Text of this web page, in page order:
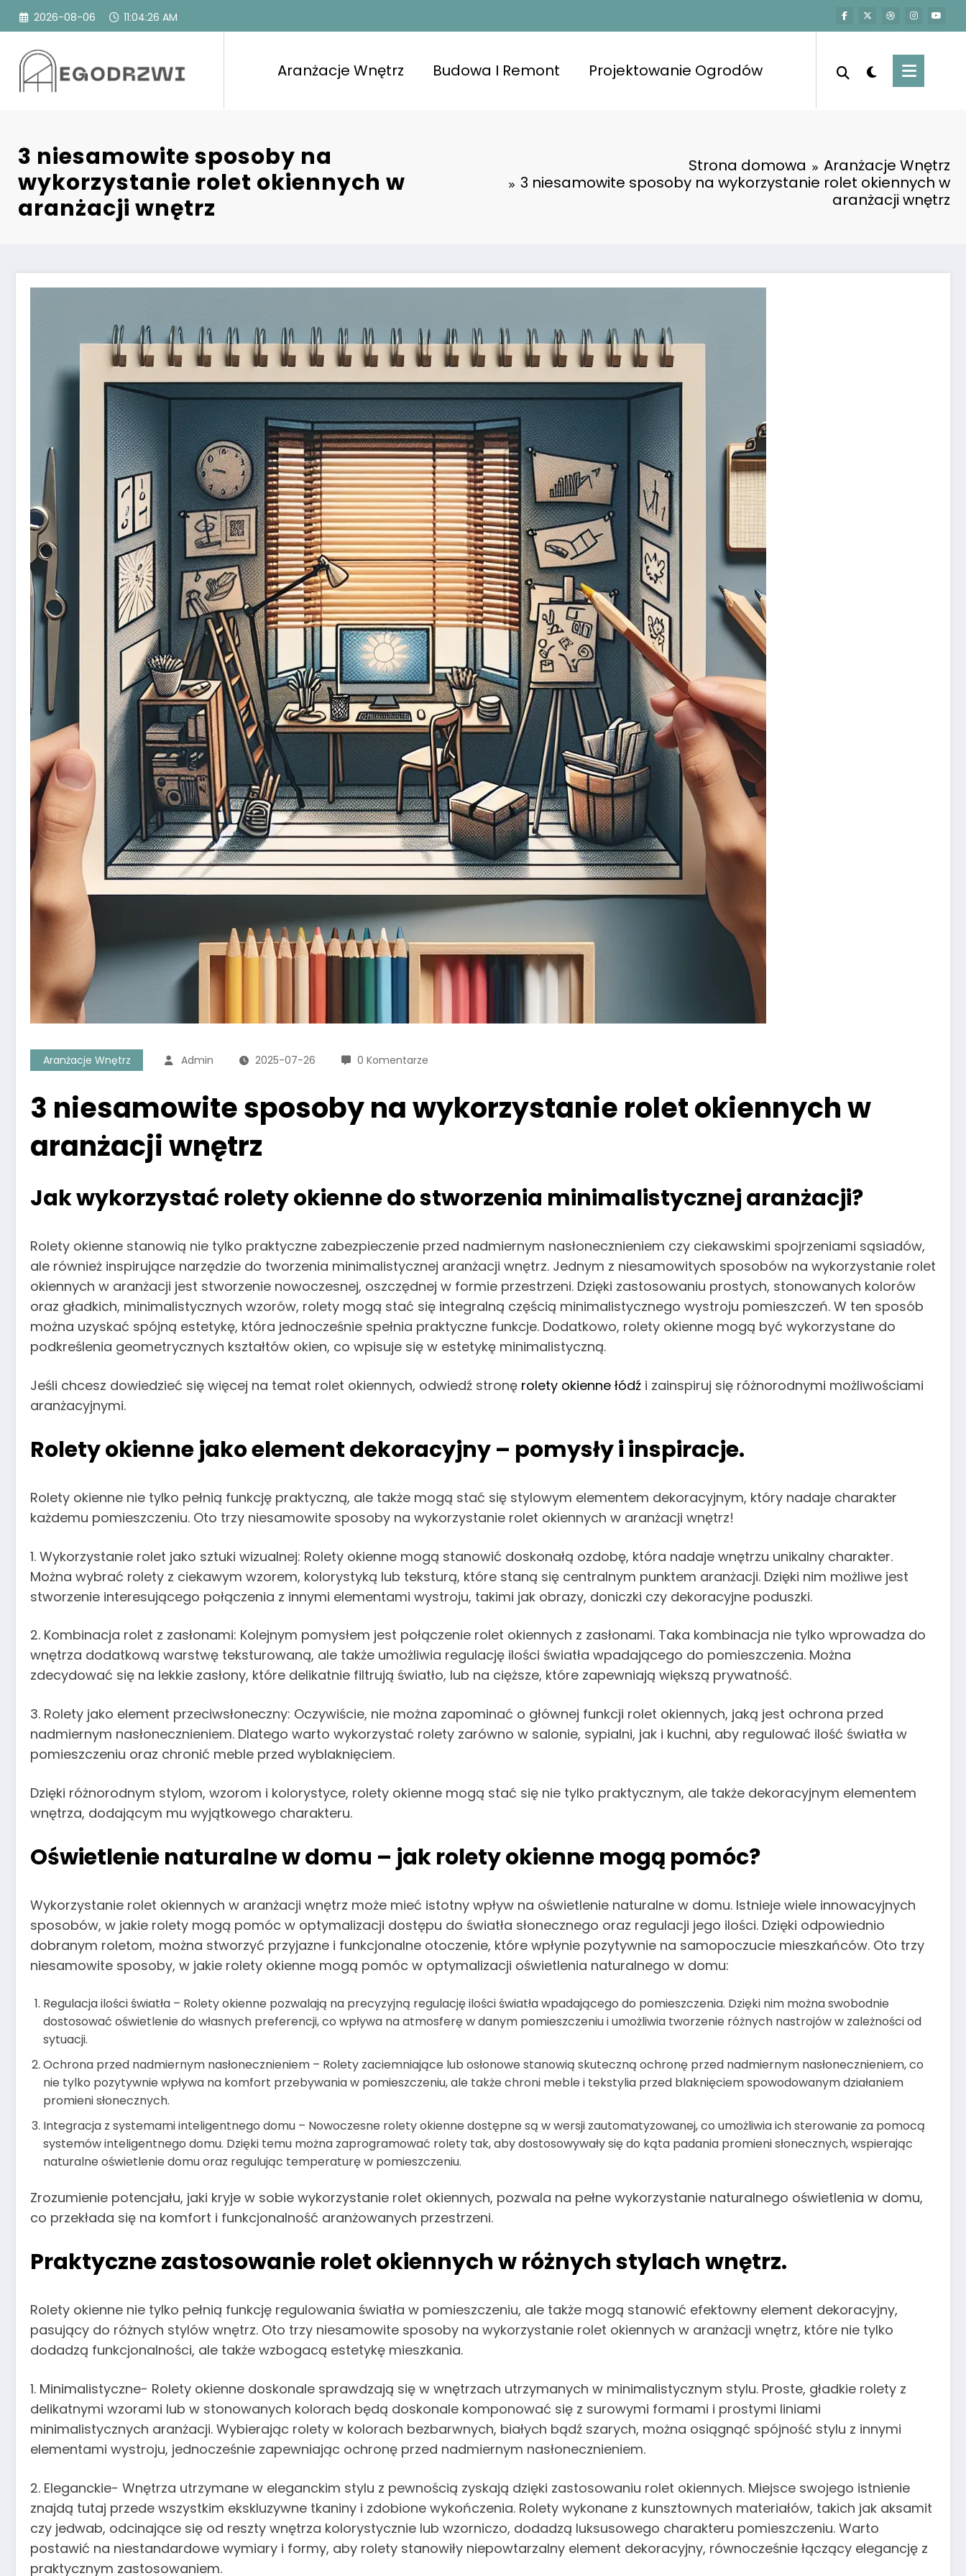
Przejdź
2026-08-06 11:04:27 AM
Aranżacje Wnętrz Budowa I Remont Projektowanie Ogrodów
3 niesamowite sposoby na
wykorzystanie rolet okiennych w
aranżacji wnętrz
Strona domowa
Aranżacje Wnętrz
3 niesamowite sposoby na wykorzystanie rolet okiennych w
aranżacji wnętrz
Aranżacje Wnętrz Admin 2025-07-26 0 Komentarze
3 niesamowite sposoby na wykorzystanie rolet okiennych w
aranżacji wnętrz
Jak wykorzystać rolety okienne do stworzenia minimalistycznej aranżacji?
Rolety okienne stanowią nie tylko praktyczne zabezpieczenie przed nadmiernym nasłonecznieniem czy ciekawskimi spojrzeniami sąsiadów,
ale również inspirujące narzędzie do tworzenia minimalistycznej aranżacji wnętrz. Jednym z niesamowitych sposobów na wykorzystanie rolet
okiennych w aranżacji jest stworzenie nowoczesnej, oszczędnej w formie przestrzeni. Dzięki zastosowaniu prostych, stonowanych kolorów
oraz gładkich, minimalistycznych wzorów, rolety mogą stać się integralną częścią minimalistycznego wystroju pomieszczeń. W ten sposób
można uzyskać spójną estetykę, która jednocześnie spełnia praktyczne funkcje. Dodatkowo, rolety okienne mogą być wykorzystane do
podkreślenia geometrycznych kształtów okien, co wpisuje się w estetykę minimalistyczną.
Jeśli chcesz dowiedzieć się więcej na temat rolet okiennych, odwiedź stronę rolety okienne łódź i zainspiruj się różnorodnymi możliwościami
aranżacyjnymi.
Rolety okienne jako element dekoracyjny – pomysły i inspiracje.
Rolety okienne nie tylko pełnią funkcję praktyczną, ale także mogą stać się stylowym elementem dekoracyjnym, który nadaje charakter
każdemu pomieszczeniu. Oto trzy niesamowite sposoby na wykorzystanie rolet okiennych w aranżacji wnętrz!
1. Wykorzystanie rolet jako sztuki wizualnej: Rolety okienne mogą stanowić doskonałą ozdobę, która nadaje wnętrzu unikalny charakter.
Można wybrać rolety z ciekawym wzorem, kolorystyką lub teksturą, które staną się centralnym punktem aranżacji. Dzięki nim możliwe jest
stworzenie interesującego połączenia z innymi elementami wystroju, takimi jak obrazy, doniczki czy dekoracyjne poduszki.
2. Kombinacja rolet z zasłonami: Kolejnym pomysłem jest połączenie rolet okiennych z zasłonami. Taka kombinacja nie tylko wprowadza do
wnętrza dodatkową warstwę teksturowaną, ale także umożliwia regulację ilości światła wpadającego do pomieszczenia. Można
zdecydować się na lekkie zasłony, które delikatnie filtrują światło, lub na cięższe, które zapewniają większą prywatność.
3. Rolety jako element przeciwsłoneczny: Oczywiście, nie można zapominać o głównej funkcji rolet okiennych, jaką jest ochrona przed
nadmiernym nasłonecznieniem. Dlatego warto wykorzystać rolety zarówno w salonie, sypialni, jak i kuchni, aby regulować ilość światła w
pomieszczeniu oraz chronić meble przed wyblaknięciem.
Dzięki różnorodnym stylom, wzorom i kolorystyce, rolety okienne mogą stać się nie tylko praktycznym, ale także dekoracyjnym elementem
wnętrza, dodającym mu wyjątkowego charakteru.
Oświetlenie naturalne w domu – jak rolety okienne mogą pomóc?
Wykorzystanie rolet okiennych w aranżacji wnętrz może mieć istotny wpływ na oświetlenie naturalne w domu. Istnieje wiele innowacyjnych
sposobów, w jakie rolety mogą pomóc w optymalizacji dostępu do światła słonecznego oraz regulacji jego ilości. Dzięki odpowiednio
dobranym roletom, można stworzyć przyjazne i funkcjonalne otoczenie, które wpłynie pozytywnie na samopoczucie mieszkańców. Oto trzy
niesamowite sposoby, w jakie rolety okienne mogą pomóc w optymalizacji oświetlenia naturalnego w domu:
Regulacja ilości światła – Rolety okienne pozwalają na precyzyjną regulację ilości światła wpadającego do pomieszczenia. Dzięki nim można swobodnie
dostosować oświetlenie do własnych preferencji, co wpływa na atmosferę w danym pomieszczeniu i umożliwia tworzenie różnych nastrojów w zależności od
sytuacji.
Ochrona przed nadmiernym nasłonecznieniem – Rolety zaciemniające lub osłonowe stanowią skuteczną ochronę przed nadmiernym nasłonecznieniem, co
nie tylko pozytywnie wpływa na komfort przebywania w pomieszczeniu, ale także chroni meble i tekstylia przed blaknięciem spowodowanym działaniem
promieni słonecznych.
Integracja z systemami inteligentnego domu – Nowoczesne rolety okienne dostępne są w wersji zautomatyzowanej, co umożliwia ich sterowanie za pomocą
systemów inteligentnego domu. Dzięki temu można zaprogramować rolety tak, aby dostosowywały się do kąta padania promieni słonecznych, wspierając
naturalne oświetlenie domu oraz regulując temperaturę w pomieszczeniu.
Zrozumienie potencjału, jaki kryje w sobie wykorzystanie rolet okiennych, pozwala na pełne wykorzystanie naturalnego oświetlenia w domu,
co przekłada się na komfort i funkcjonalność aranżowanych przestrzeni.
Praktyczne zastosowanie rolet okiennych w różnych stylach wnętrz.
Rolety okienne nie tylko pełnią funkcję regulowania światła w pomieszczeniu, ale także mogą stanowić efektowny element dekoracyjny,
pasujący do różnych stylów wnętrz. Oto trzy niesamowite sposoby na wykorzystanie rolet okiennych w aranżacji wnętrz, które nie tylko
dodadzą funkcjonalności, ale także wzbogacą estetykę mieszkania.
1. Minimalistyczne- Rolety okienne doskonale sprawdzają się w wnętrzach utrzymanych w minimalistycznym stylu. Proste, gładkie rolety z
delikatnymi wzorami lub w stonowanych kolorach będą doskonale komponować się z surowymi formami i prostymi liniami
minimalistycznych aranżacji. Wybierając rolety w kolorach bezbarwnych, białych bądź szarych, można osiągnąć spójność stylu z innymi
elementami wystroju, jednocześnie zapewniając ochronę przed nadmiernym nasłonecznieniem.
2. Eleganckie- Wnętrza utrzymane w eleganckim stylu z pewnością zyskają dzięki zastosowaniu rolet okiennych. Miejsce swojego istnienie
znajdą tutaj przede wszystkim ekskluzywne tkaniny i zdobione wykończenia. Rolety wykonane z kunsztownych materiałów, takich jak aksamit
czy jedwab, odcinające się od reszty wnętrza kolorystycznie lub wzorniczo, dodadzą luksusowego charakteru pomieszczeniu. Warto
postawić na niestandardowe wymiary i formy, aby rolety stanowiły niepowtarzalny element dekoracyjny, równocześnie łączący elegancję z
praktycznym zastosowaniem.